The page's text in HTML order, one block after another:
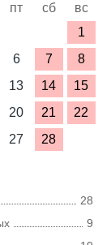
пт сб
вс
1
6 7
8
13 14
15
20 21
22
27 28
28
9